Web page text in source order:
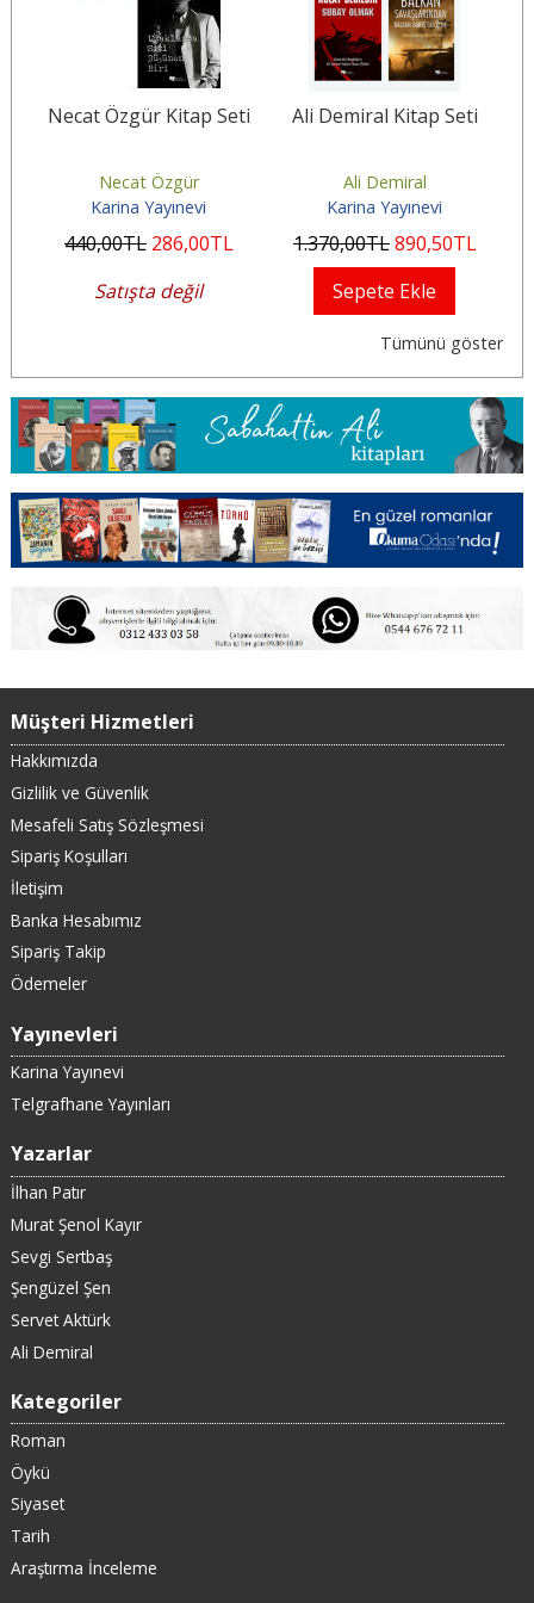
Necat Özgür Kitap Seti
Necat Özgür
Karina Yayınevi
440,00TL 286,00TL
Satışta değil
Ali Demiral Kitap Seti
Ali Demiral
Karina Yayınevi
1.370,00TL890,50TL
Sepete Ekle
Tümünü göster
Müşteri Hizmetleri
Hakkımızda
Gizlilik ve Güvenlik
Mesafeli Satış Sözleşmesi
Sipariş Koşulları
İletişim
Banka Hesabımız
Sipariş Takip
Ödemeler
Yayınevleri
Karina Yayınevi
Telgrafhane Yayınları
Yazarlar
İlhan Patır
Murat Şenol Kayır
Sevgi Sertbaş
Şengüzel Şen
Servet Aktürk
Ali Demiral
Kategoriler
Roman
Öykü
Siyaset
Tarih
Araştırma İnceleme